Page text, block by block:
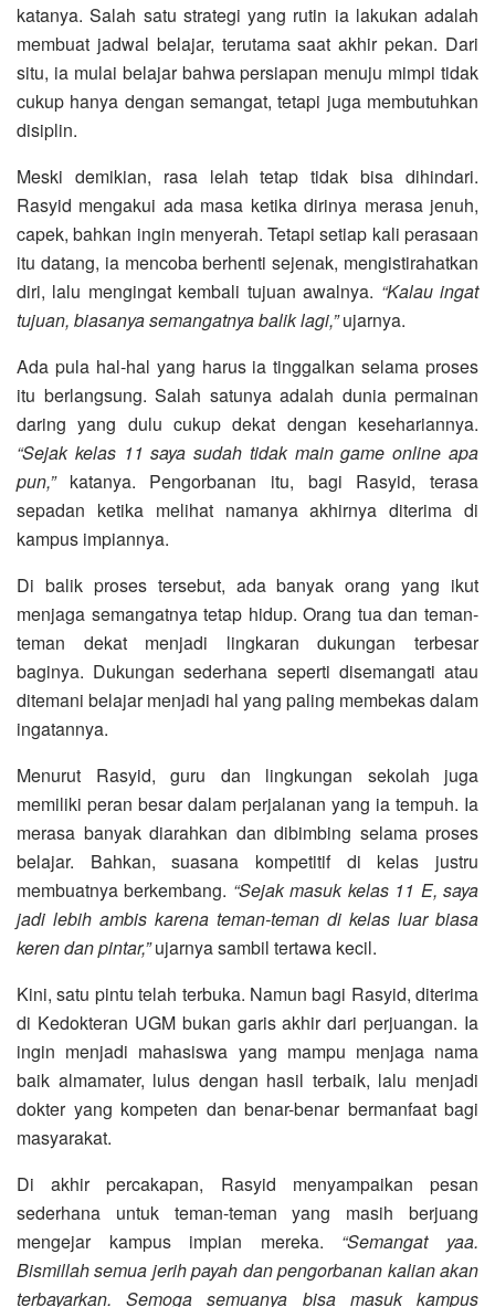
katanya. Salah satu strategi yang rutin ia lakukan adalah
membuat jadwal belajar, terutama saat akhir pekan. Dari
situ, ia mulai belajar bahwa persiapan menuju mimpi tidak
cukup hanya dengan semangat, tetapi juga membutuhkan
disiplin.
Meski demikian, rasa lelah tetap tidak bisa dihindari.
Rasyid mengakui ada masa ketika dirinya merasa jenuh,
capek, bahkan ingin menyerah. Tetapi setiap kali perasaan
itu datang, ia mencoba berhenti sejenak, mengistirahatkan
diri, lalu mengingat kembali tujuan awalnya. “Kalau ingat
tujuan, biasanya semangatnya balik lagi,”ujarnya.
Ada pula hal-hal yang harus ia tinggalkan selama proses
itu berlangsung. Salah satunya adalah dunia permainan
daring yang dulu cukup dekat dengan kesehariannya.
“Sejak kelas 11 saya sudah tidak main game online apa
pun,”katanya. Pengorbanan itu, bagi Rasyid, terasa
sepadan ketika melihat namanya akhirnya diterima di
kampus impiannya.
Di balik proses tersebut, ada banyak orang yang ikut
menjaga semangatnya tetap hidup. Orang tua dan teman-
teman dekat menjadi lingkaran dukungan terbesar
baginya. Dukungan sederhana seperti disemangati atau
ditemani belajar menjadi hal yang paling membekas dalam
ingatannya.
Menurut Rasyid, guru dan lingkungan sekolah juga
memiliki peran besar dalam perjalanan yang ia tempuh. Ia
merasa banyak diarahkan dan dibimbing selama proses
belajar. Bahkan, suasana kompetitif di kelas justru
membuatnya berkembang. “Sejak masuk kelas 11 E, saya
jadi lebih ambis karena teman-teman di kelas luar biasa
keren dan pintar,”ujarnya sambil tertawa kecil.
Kini, satu pintu telah terbuka. Namun bagi Rasyid, diterima
di Kedokteran UGM bukan garis akhir dari perjuangan. Ia
ingin menjadi mahasiswa yang mampu menjaga nama
baik almamater, lulus dengan hasil terbaik, lalu menjadi
dokter yang kompeten dan benar-benar bermanfaat bagi
masyarakat.
Di akhir percakapan, Rasyid menyampaikan pesan
sederhana untuk teman-teman yang masih berjuang
mengejar kampus impian mereka. “Semangat yaa.
Bismillah semua jerih payah dan pengorbanan kalian akan
terbayarkan. Semoga semuanya bisa masuk kampus